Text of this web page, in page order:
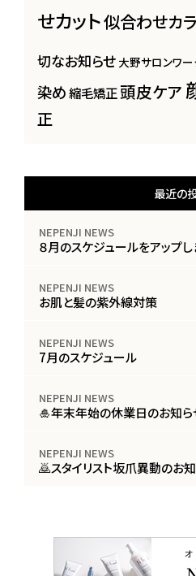
せカット似合わせカ
切なお知らせ 大野サロンワー
染め縮毛矯正頭皮ケア
正
最近の
NEPENJI NEWS
８月のスケジュールをアップ
NEPENJI NEWS
お肌と髪の紫外線対策
NEPENJI NEWS
7月のスケジュール
NEPENJI NEWS
🎍年末年始の休業日のお知ら
NEPENJI NEWS
🙇スタイリスト坂爪異動のお